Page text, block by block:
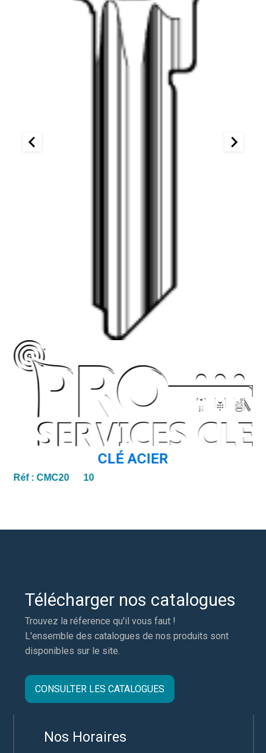
CLÉ ACIER
Réf :CMC20 10
Télécharger nos catalogues
Trouvez la réference qu'il vous faut !
L'ensemble des catalogues de nos produits sont
disponibles sur le site.
CONSULTER LES CATALOGUES
Nos Horaires